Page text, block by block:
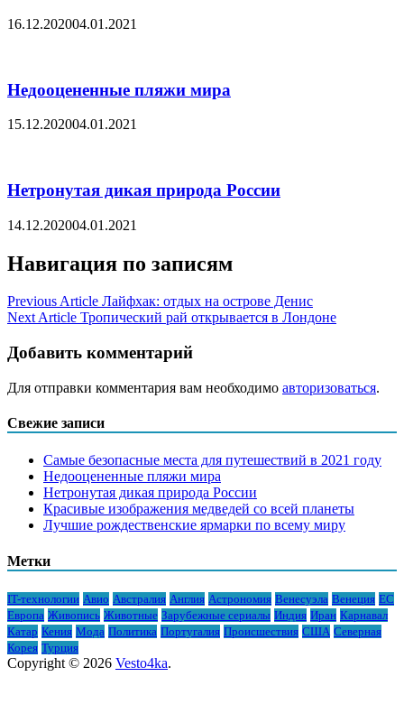
16.12.202004.01.2021
Недооцененные пляжи мира
15.12.202004.01.2021
Нетронутая дикая природа России
14.12.202004.01.2021
Навигация по записям
Previous Article Лайфхак: отдых на острове Денис
Next Article Тропический рай открывается в Лондоне
Добавить комментарий
Для отправки комментария вам необходимо авторизоваться.
Свежие записи
Самые безопасные места для путешествий в 2021 году
Недооцененные пляжи мира
Нетронутая дикая природа России
Красивые изображения медведей со всей планеты
Лучшие рождественские ярмарки по всему миру
Метки
IT-технологии Авио Австралия Англия Астрономия Венесуэла Венеция ЕС
Европа Живопись Животные Зарубежные сериалы Индия Иран Карнавал
Катар Кения Мода Политика Португалия Происшествия США Северная
Корея Турция
Copyright © 2026 Vesto4ka.